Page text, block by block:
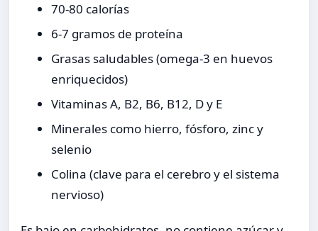
70-80 calorías
6-7 gramos de proteína
Grasas saludables (omega-3 en huevos
enriquecidos)
Vitaminas A, B2, B6, B12, D y E
Minerales como hierro, fósforo, zinc y
selenio
Colina (clave para el cerebro y el sistema
nervioso)